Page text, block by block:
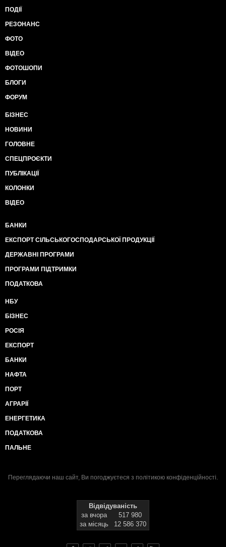
ПОДІЇ
РЕЗОНАНС
ФОТО
ВІДЕО
ФОТОШОПИ
БЛОГИ
ФОРУМ
БІЗНЕС
НОВИНИ
ГОЛОВНЕ
СПЕЦПРОЄКТИ
ПУБЛІКАЦІЇ
КОЛОНКИ
ВІДЕО
БАНКИ
ЕКСПОРТ СІЛЬСЬКОГОСПОДАРСЬКОЇ ПРОДУКЦІЇ
ДЕРЖАВНІ ПРОГРАМИ
ПРОГРАМИ ПІДТРИМКИ
ПОДАТКОВА
НБУ
БІЗНЕС
РОСІЯ
ЕКСПОРТ
БАНКИ
НАФТА
ПОРТ
АГРАРІЇ
ЕНЕРГЕТИКА
ПОДАТКОВА
ПАЛЬНЕ
Переглядаючи наш сайт, Ви погоджуєтеся з політикою конфіденційності.
Відвідуваність
за вчора
517 980
за місяць
12 586 370